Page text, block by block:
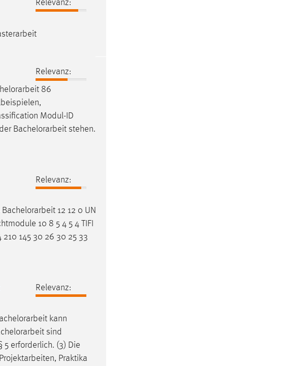
Relevanz:
Relevanz:
86
Modul-ID
Bachelorarbeit stehen.
Relevanz:
Bachelorarbeit 12 12 0 UN
10 8 5 4 5 4 TIFI
210 145 30 26 30 25 33
Relevanz:
kann
sind
5 erforderlich. (3) Die
Praktika